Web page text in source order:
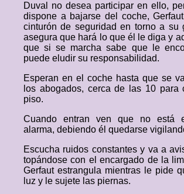
Duval no desea participar en ello,
dispone a bajarse del coche,
cinturón de seguridad en torno a su
asegura que hará lo que él le diga y
que si se marcha sabe que le
puede eludir su responsabilidad.
Esperan en el coche hasta que se
los abogados, cerca de las 10 para
piso.
Cuando entran ven que no está
alarma, debiendo él quedarse
Escucha ruidos constantes y va a
topándose con el encargado de la
Gerfaut estrangula mientras le pide
luz y le sujete las piernas.